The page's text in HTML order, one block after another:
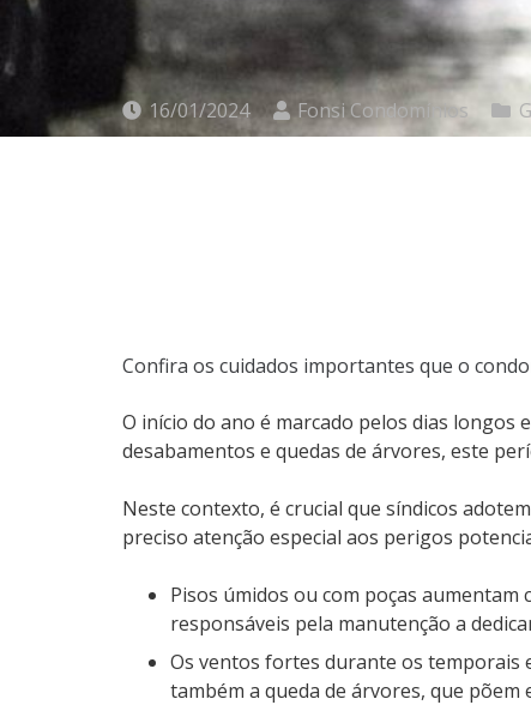
16/01/2024 Fonsi Condomínios
Confira os cuidados importantes que o
O início do ano é marcado pelos dias longos
desabamentos e quedas de árvores, este
Neste contexto, é crucial que síndicos
preciso atenção especial aos perigos
Pisos úmidos ou com poças
responsáveis pela manutenção a
Os ventos fortes durante os temporais
também a queda de árvores, que